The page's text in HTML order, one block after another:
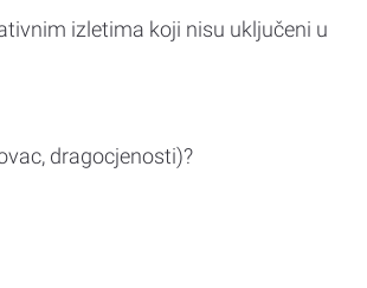
izletima koji nisu uključeni u
dragocjenosti)?